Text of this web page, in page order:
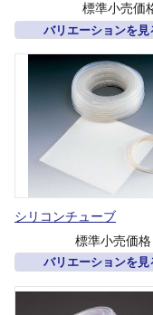
標準小売価
バリエーションを見
シリコンチューブ
標準小売価格
バリエーションを見